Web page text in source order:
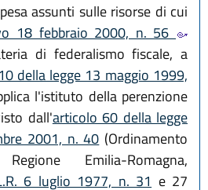
assunti sulle risorse di cui
18 febbraio 2000, n. 56
di federalismo fiscale, a
della legge 13 maggio 1999,
l'istituto della perenzione
dall'articolo 60 della legge
2001, n. 40 (Ordinamento
Emilia-Romagna,
6 luglio 1977, n. 31 e 27